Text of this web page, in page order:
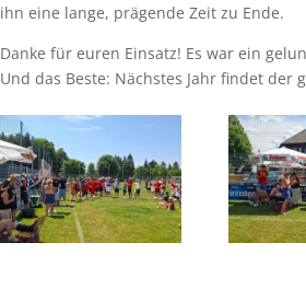
ihn eine lange, prägende Zeit zu Ende.
Danke für euren Einsatz! Es war ein
Und das Beste: Nächstes Jahr findet